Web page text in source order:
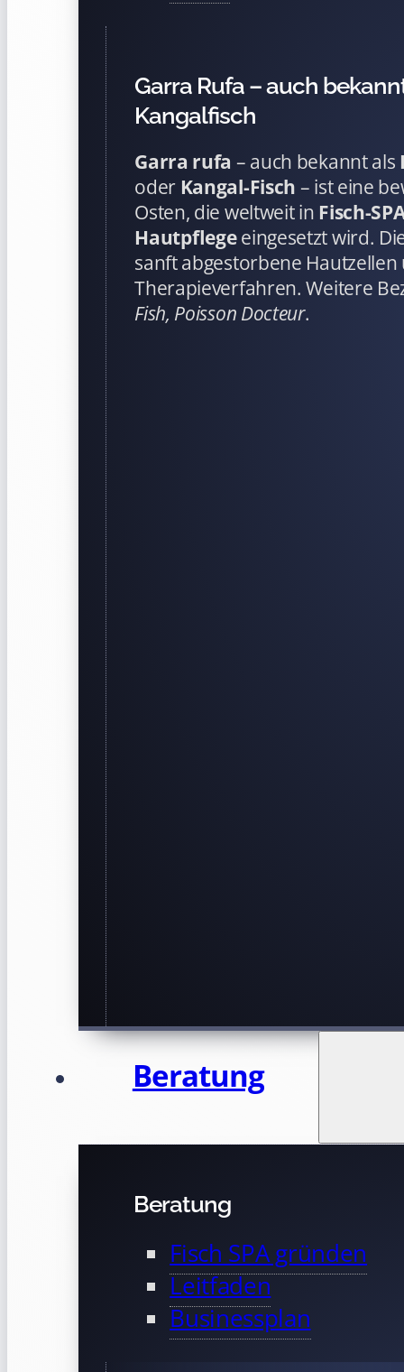
Garra Rufa – auch
Kangalfisch
Garra rufa – auch bekannt als
oder Kangal-Fisch – ist eine
Osten, die weltweit in Fisch-
Hautpflegeeingesetzt wird.
sanft abgestorbene
Therapieverfahren. Weitere
Fish, Poisson Docteur.
Beratung
Beratung
Fisch SPA gründen
Leitfaden
Businessplan